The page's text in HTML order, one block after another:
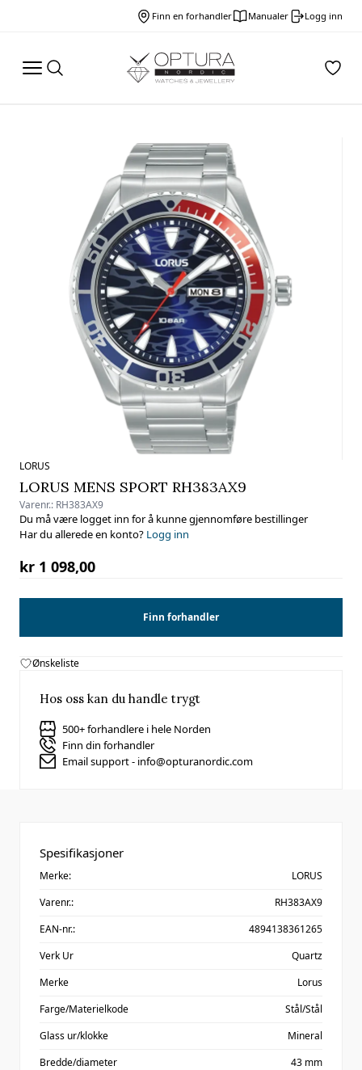
Finn en forhandler Manualer Logg inn
LORUS
LORUS MENS SPORT RH383AX9
Varenr.: RH383AX9
Du må være logget inn for å kunne gjennomføre bestillinger
Har du allerede en konto? Logg inn
kr 1 098,00
Finn forhandler
Ønskeliste
Hos oss kan du handle trygt
500+ forhandlere i hele Norden
Finn din forhandler
Email support - info@opturanordic.com
Spesifikasjoner
Merke:
LORUS
Varenr.:
RH383AX9
EAN-nr.:
4894138361265
Verk Ur
Quartz
Merke
Lorus
Farge/Materielkode
Stål/Stål
Glass ur/klokke
Mineral
Bredde/diameter
43 mm